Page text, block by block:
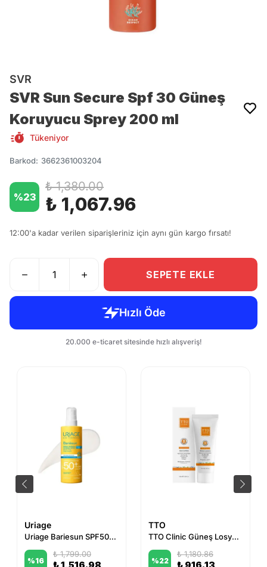
SVR
SVR Sun Secure Spf 30 Güneş
Koruyucu Sprey 200 ml
Tükeniyor
Barkod: 3662361003204
%23
₺ 1,380.00
₺ 1,067.96
12:00'a kadar verilen siparişleriniz için aynı gün kargo fırsatı!
SEPETE EKLE
Uriage
Uriage Bariesun SPF50+ Invisible Spray 200 ml
%16
₺ 1,799.00
TTO
TTO Clinic Güneş Losyonu 100 ml
%22
₺ 1,180.86